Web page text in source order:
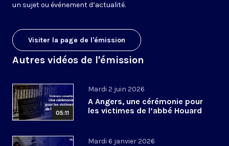
un sujet ou événement d’actualité.
Visiter la page de l'émission
Autres vidéos de l'émission
05:11
Mardi 2 juin 2026
A Angers, une cérémonie pour
les victimes de l’abbé Houard
Mardi 6 janvier 2026